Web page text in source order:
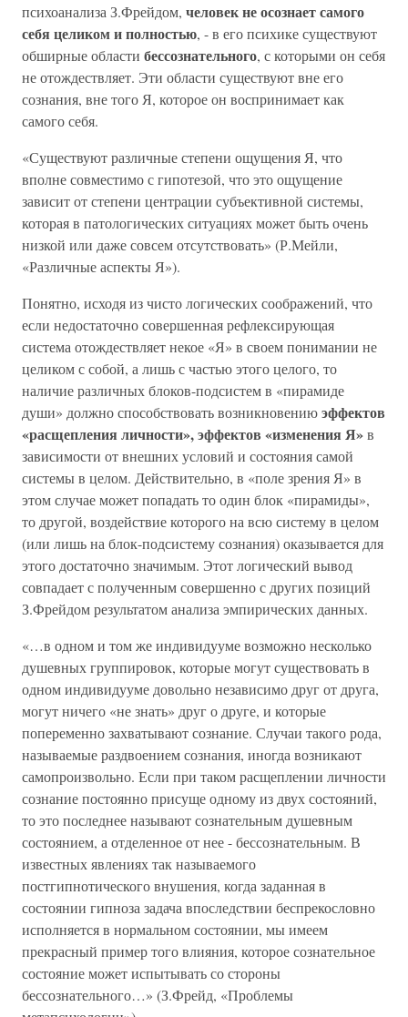
психоанализа З.Фрейдом, человек не осознает самого
себя целиком и полностью, - в его психике существуют
обширные области бессознательного, с которыми он себя
не отождествляет. Эти области существуют вне его
сознания, вне того Я, которое он воспринимает как
самого себя.
«Существуют различные степени ощущения Я, что
вполне совместимо с гипотезой, что это ощущение
зависит от степени центрации субъективной системы,
которая в патологических ситуациях может быть очень
низкой или даже совсем отсутствовать» (Р.Мейли,
«Различные аспекты Я»).
Понятно, исходя из чисто логических соображений, что
если недостаточно совершенная рефлексирующая
система отождествляет некое «Я» в своем понимании не
целиком с собой, а лишь с частью этого целого, то
наличие различных блоков-подсистем в «пирамиде
души» должно способствовать возникновениюэффектов
«расщепления личности», эффектов «изменения Я»в
зависимости от внешних условий и состояния самой
системы в целом. Действительно, в «поле зрения Я» в
этом случае может попадать то один блок «пирамиды»,
то другой, воздействие которого на всю систему в целом
(или лишь на блок-подсистему сознания) оказывается для
этого достаточно значимым. Этот логический вывод
совпадает с полученным совершенно с других позиций
З.Фрейдом результатом анализа эмпирических данных.
«…в одном и том же индивидууме возможно несколько
душевных группировок, которые могут существовать в
одном индивидууме довольно независимо друг от друга,
могут ничего «не знать» друг о друге, и которые
попеременно захватывают сознание. Случаи такого рода,
называемые раздвоением сознания, иногда возникают
самопроизвольно. Если при таком расщеплении личности
сознание постоянно присуще одному из двух состояний,
то это последнее называют сознательным душевным
состоянием, а отделенное от нее - бессознательным. В
известных явлениях так называемого
постгипнотического внушения, когда заданная в
состоянии гипноза задача впоследствии беспрекословно
исполняется в нормальном состоянии, мы имеем
прекрасный пример того влияния, которое сознательное
состояние может испытывать со стороны
бессознательного…» (З.Фрейд, «Проблемы